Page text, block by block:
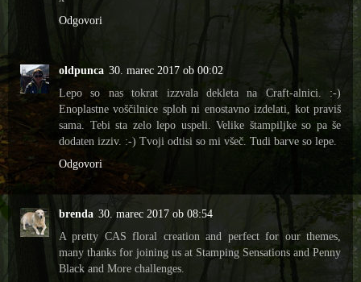
Odgovori
oldpunca 30. marec 2017 ob 00:02
Lepo so nas tokrat izzvala dekleta na Craft-alnici. :-)
Enoplastne voščilnice sploh ni enostavno izdelati, kot praviš
sama. Tebi sta zelo lepo uspeli. Velike štampiljke so pa še
dodaten izziv. :-) Tvoji odtisi so mi všeč. Tudi barve so lepe.
Odgovori
brenda 30. marec 2017 ob 08:54
A pretty CAS floral creation and perfect for our themes,
many thanks for joining us at Stamping Sensations and Penny
Black and More challenges.